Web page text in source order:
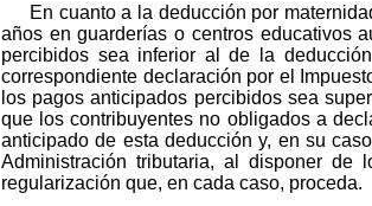
En cuanto a la deducción por
años en guarderías o centros educativos
percibidos sea inferior al de la
correspondiente declaración por el
los pagos anticipados percibidos sea
que los contribuyentes no obligados a
anticipado de esta deducción y, en su
Administración tributaria, al disponer de
regularización que, en cada caso, proceda.